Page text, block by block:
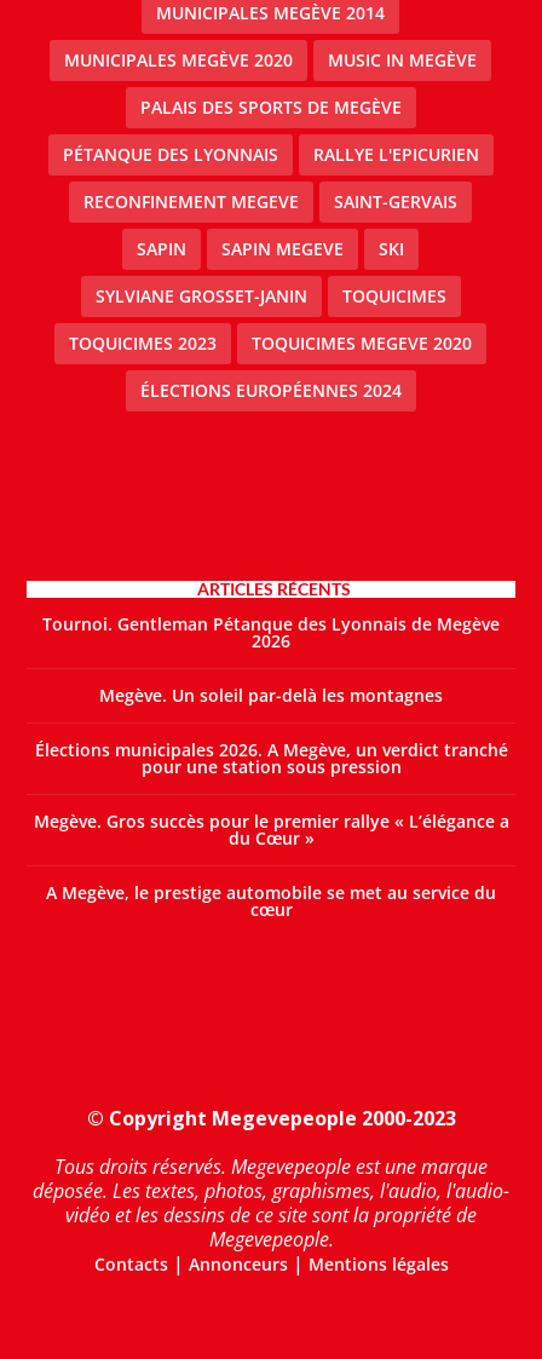
MUNICIPALES MEGÈVE 2014
MUNICIPALES MEGÈVE 2020 MUSIC IN MEGÈVE
PALAIS DES SPORTS DE MEGÈVE
PÉTANQUE DES LYONNAIS RALLYE L'EPICURIEN
RECONFINEMENT MEGEVE SAINT-GERVAIS
SAPIN SAPIN MEGEVE SKI
SYLVIANE GROSSET-JANIN TOQUICIMES
TOQUICIMES 2023 TOQUICIMES MEGEVE 2020
ÉLECTIONS EUROPÉENNES 2024
ARTICLES RÉCENTS
Tournoi. Gentleman Pétanque des Lyonnais de Megève
2026
Megève. Un soleil par-delà les montagnes
Élections municipales 2026. A Megève, un verdict tranché
pour une station sous pression
Megève. Gros succès pour le premier rallye « L’élégance a
du Cœur »
A Megève, le prestige automobile se met au service du
cœur
© Copyright Megevepeople 2000-2023
Tous droits réservés. Megevepeople est une marque
déposée. Les textes, photos, graphismes, l'audio, l'audio-
vidéo et les dessins de ce site sont la propriété de
Megevepeople.
Contacts| Annonceurs| Mentions légales